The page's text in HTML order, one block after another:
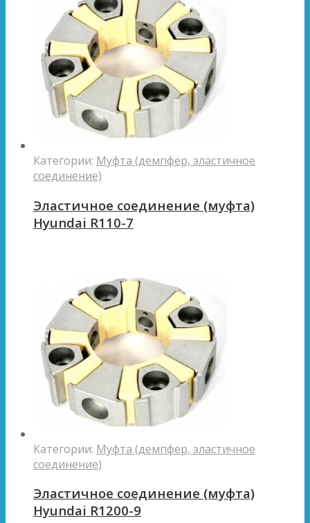
Категории: Муфта (демпфер, эластичное
соединение)
Эластичное соединение (муфта)
Hyundai R110-7
Категории: Муфта (демпфер, эластичное
соединение)
Эластичное соединение (муфта)
Hyundai R1200-9